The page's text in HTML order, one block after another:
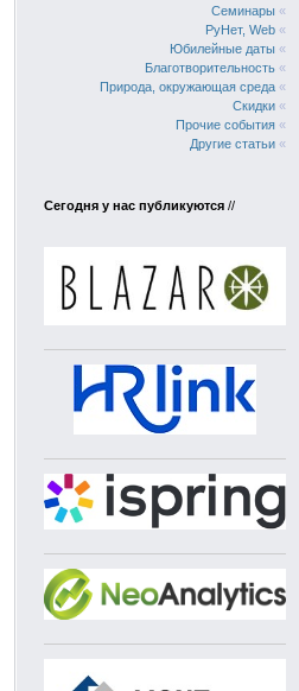
Семинары «
РуНет, Web «
Юбилейные даты «
Благотворительность «
Природа, окружающая среда «
Скидки «
Прочие события «
Другие статьи «
Сегодня у нас публикуются //